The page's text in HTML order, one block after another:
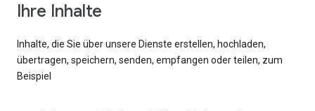
Ihre Inhalte
Inhalte, die Sie über unsere Dienste erstellen, hochladen,
übertragen, speichern, senden, empfangen oder teilen, zum
Beispiel